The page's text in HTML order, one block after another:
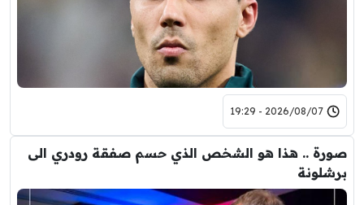
2026/08/07 - 19:29
صورة .. هذا هو الشخص الذي حسم صفقة رودري الى
برشلونة